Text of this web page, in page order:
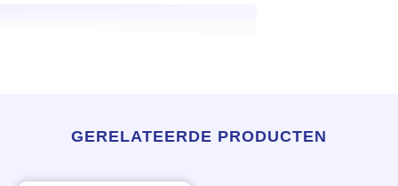
GERELATEERDE PRODUCTEN